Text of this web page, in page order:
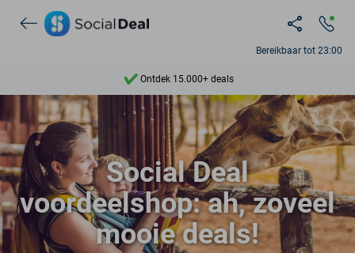
Bereikbaar tot 23:00
7 dagen per week beschikbaar
10+ miljoen leden
9,4
Ontdek 15.000+ deals
Social Deal
voordeelshop: ah, zoveel
mooie deals!